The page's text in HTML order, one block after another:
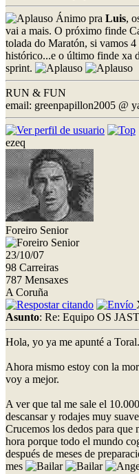
Ánimo pra Luis,
vai a mais. O próximo finde
tolada do Maratón, si vamos 4
histórico...e o último finde xa
sprint.
RUN & FUN
email: greenpapillon2005 @
ezeq
Foreiro Senior
23/10/07
98 Carreiras
787 Mensaxes
A Coruña
Asunto: Re: Equipo OS
Hola, yo ya me apunté a Toral.
Ahora mismo estoy con la
voy a mejor.
A ver que tal me sale el
descansar y rodajes muy
Crucemos los dedos para que
hora porque todo el mundo
después de meses de
mes